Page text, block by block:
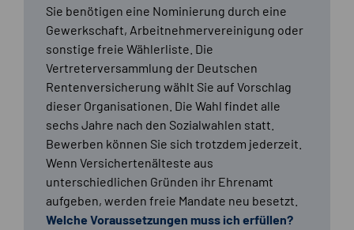
Sie benötigen eine Nominierung durch eine
Gewerkschaft, Arbeitnehmervereinigung oder
sonstige freie Wählerliste. Die
Vertreterversammlung der Deutschen
Rentenversicherung wählt Sie auf Vorschlag
dieser Organisationen. Die Wahl findet alle
sechs Jahre nach den Sozialwahlen statt.
Bewerben können Sie sich trotzdem jederzeit.
Wenn Versichertenälteste aus
unterschiedlichen Gründen ihr Ehrenamt
aufgeben, werden freie Mandate neu besetzt.
Welche Voraussetzungen muss ich erfüllen?